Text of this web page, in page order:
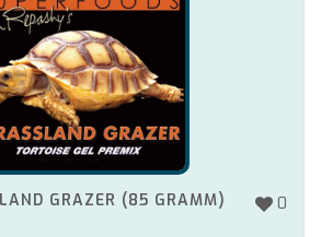
0
GRAZER (85 GRAMM)